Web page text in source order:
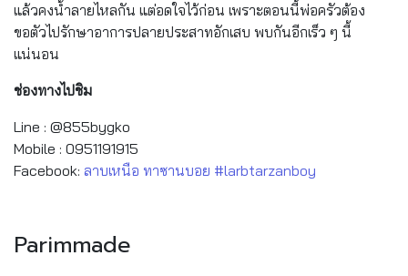
แล้วคงน้ำลายไหลกัน แต่อดใจไว้ก่อน เพราะตอนนี้พ่อครัวต้อง
ขอตัวไปรักษาอาการปลายประสาทอักเสบ พบกันอีกเร็ว ๆ นี้
แน่นอน
ช่องทางไปชิม
Line : @855bygko
Mobile : 0951191915
Facebook: ลาบเหนือ ทาซานบอย #larbtarzanboy
Parimmade